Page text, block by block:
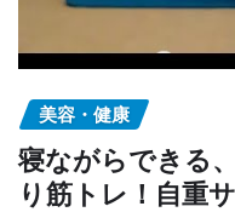
美容・健康
寝ながらできる
り筋トレ！自重